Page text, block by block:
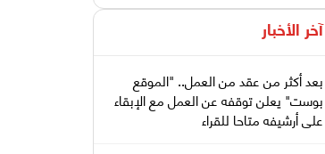
آخر الأخبار
بعد أكثر من عقد من العمل.. "الموقع
بوست" يعلن توقفه عن العمل مع الإبقاء
على أرشيفه متاحا للقراء